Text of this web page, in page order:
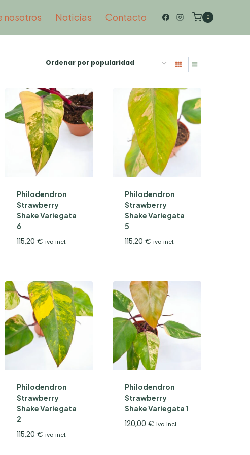
nosotros Noticias Contacto 0
Philodendron
Strawberry
Shake Variegata
6
115,20 € iva incl.
Philodendron
Strawberry
Shake Variegata
5
115,20€ iva incl.
Philodendron
Strawberry
Shake Variegata
2
115,20 € iva incl.
Philodendron
Strawberry
Shake Variegata 1
120,00€ iva incl.